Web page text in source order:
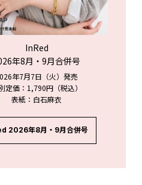
InRed
年8月・9月合併号
年7月7日（火）発売
定価：1,790円（税込）
表紙：白石麻衣
2026年8月・9月合併号